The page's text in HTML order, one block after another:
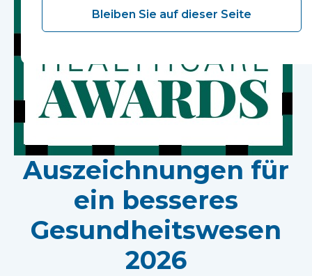
Auszeichnungen für
ein besseres
Gesundheitswesen
2026
Bleiben Sie auf dieser Seite